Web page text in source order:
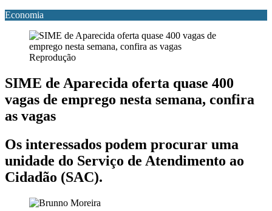
Economia
Reprodução
SIME de Aparecida oferta quase 400
vagas de emprego nesta semana, confira
as vagas
Os interessados podem procurar uma
unidade do Serviço de Atendimento ao
Cidadão (SAC).